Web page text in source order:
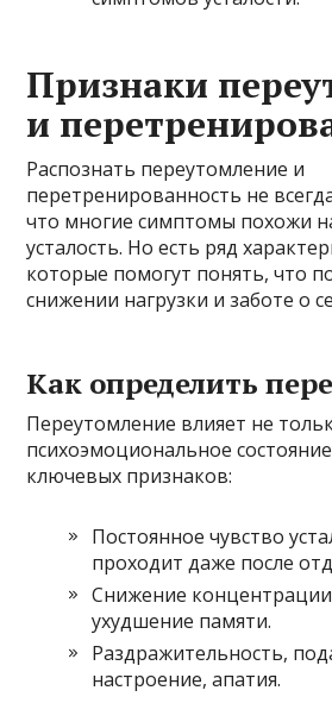
Признаки
и
Распознать переутомление и
перетренированность не
что многие симптомы похожи
усталость. Но есть ряд
которые помогут понять, что
снижении нагрузки и заботе о
Как определить
Переутомление влияет не
психоэмоциональное
ключевых признаков:
Постоянное чувство
проходит даже после
Снижение
ухудшение памяти.
Раздражительность,
настроение, апатия.